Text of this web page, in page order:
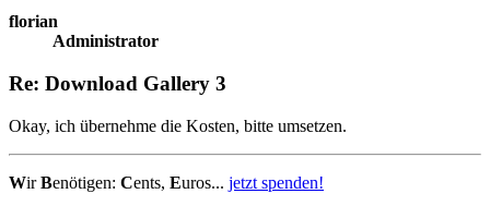
florian
Administrator
Re: Download Gallery 3
Okay, ich übernehme die Kosten, bitte umsetzen.
WirBenötigen: Cents, Euros... jetzt spenden!